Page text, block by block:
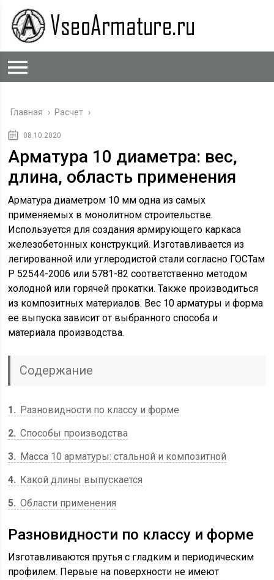
Главная › Расчет ›
08.10.2020
Арматура 10 диаметра: вес,
длина, область применения
Арматура диаметром 10 мм одна из самых
применяемых в монолитном строительстве.
Используется для создания армирующего каркаса
железобетонных конструкций. Изготавливается из
легированной или углеродистой стали согласно ГОСТам
Р 52544-2006 или 5781-82 соответственно методом
холодной или горячей прокатки. Также производиться
из композитных материалов. Вес 10 арматуры и форма
ее выпуска зависит от выбранного способа и
материала производства.
Содержание
1
Разновидности по классу и форме
2 Способы производства
3
Масса 10 арматуры: стальной и композитной
4
Какой длины выпускается
5 Области применения
Разновидности по классу и форме
Изготавливаются прутья с гладким и периодическим
профилем. Первые на поверхности не имеют